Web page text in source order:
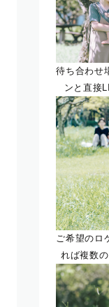
待ち合わせ
ンと直接
ご希望のロ
れば複数